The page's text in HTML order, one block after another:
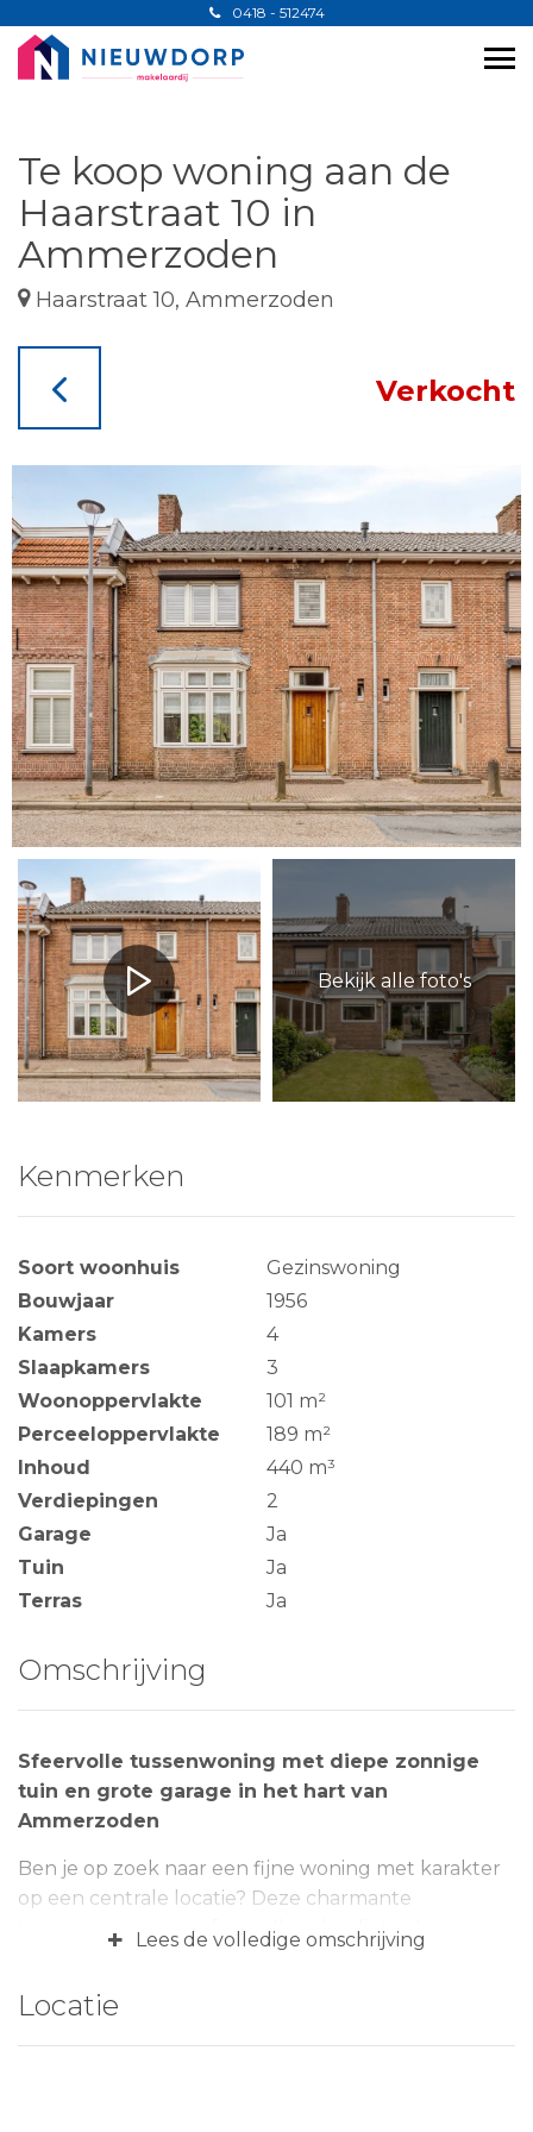
0418 - 512474
Te koop woning aan de
Haarstraat 10 in
Ammerzoden
Haarstraat 10, Ammerzoden
Verkocht
Bekijk alle foto's
Kenmerken
Soort woonhuis
Gezinswoning
Bouwjaar
1956
Kamers
4
Slaapkamers
3
Woonoppervlakte
101 m²
Perceeloppervlakte
189 m²
Inhoud
440 m³
Verdiepingen
2
Garage
Ja
Tuin
Ja
Terras
Ja
Omschrijving
Sfeervolle tussenwoning met diepe zonnige
tuin en grote garage in het hart van
Ammerzoden
Ben je op zoek naar een fijne woning met karakter
op een centrale locatie? Deze charmante
tussenwoning met sfeervolle erker ligt in het
gezellige centrum van Ammerzoden, met alle
heeft een lichte, uitnodigende woonkamer met
open keuken en een praktische bijkeuken op de
+ Lees de volledige omschrijving
Locatie